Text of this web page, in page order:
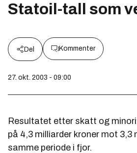
Statoil-tall som
Del Kommenter
27. okt. 2003 - 09:00
Resultatet etter skatt og
på 4,3 milliarder kroner mot 3,3
samme periode i fjor.